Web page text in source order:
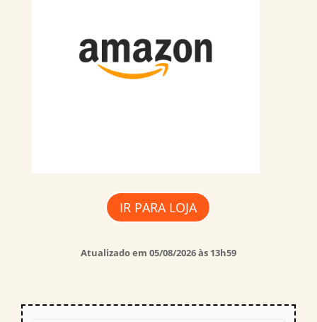
IR PARA LOJA
Atualizado em 05/08/2026 às 13h59